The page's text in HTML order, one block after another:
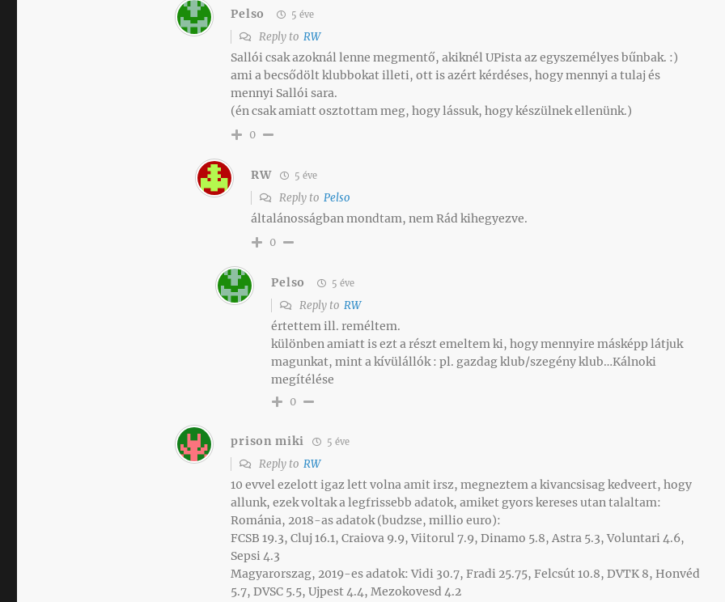
Pelso 5 éve
Reply toRW
Sallói csak azoknál lenne megmentő, akiknél UPista az egyszemélyes bűnbak. :)
ami a becsődölt klubbokat illeti, ott is azért kérdéses, hogy mennyi a tulaj és
mennyi Sallói sara.
(én csak amiatt osztottam meg, hogy lássuk, hogy készülnek ellenünk.)
0
RW 5 éve
Reply toPelso
általánosságban mondtam, nem Rád kihegyezve.
0
Pelso 5 éve
Reply toRW
értettem ill. reméltem.
különben amiatt is ezt a részt emeltem ki, hogy mennyire másképp látjuk
magunkat, mint a kívülállók : pl. gazdag klub/szegény klub…Kálnoki
megítélése
0
prison miki 5 éve
Reply toRW
10 evvel ezelott igaz lett volna amit irsz, megneztem a kivancsisag kedveert, hogy
allunk, ezek voltak a legfrissebb adatok, amiket gyors kereses utan talaltam:
Románia, 2018-as adatok (budzse, millio euro):
FCSB 19.3, Cluj 16.1, Craiova 9.9, Viitorul 7.9, Dinamo 5.8, Astra 5.3, Voluntari 4.6,
Sepsi 4.3
Magyarorszag, 2019-es adatok: Vidi 30.7, Fradi 25.75, Felcsút 10.8, DVTK 8, Honvéd
5.7, DVSC 5.5, Ujpest 4.4, Mezokovesd 4.2